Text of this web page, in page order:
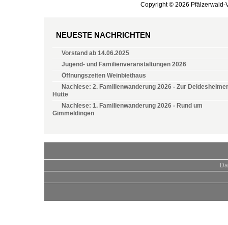
Copyright © 2026 Pfälzerwald-
NEUESTE NACHRICHTEN
Vorstand ab 14.06.2025
Jugend- und Familienveranstaltungen 2026
Öffnungszeiten Weinbiethaus
Nachlese: 2. Familienwanderung 2026 - Zur Deidesheimer
Hütte
Nachlese: 1. Familienwanderung 2026 - Rund um
Gimmeldingen